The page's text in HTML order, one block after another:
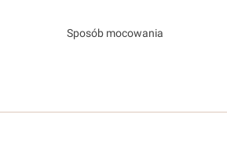
Sposób mocowania